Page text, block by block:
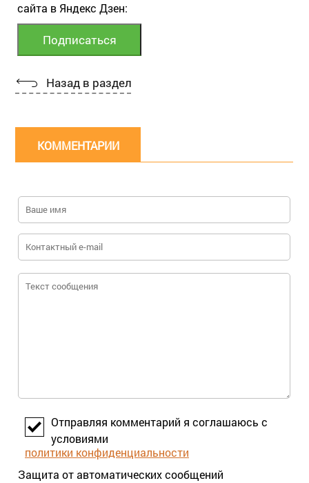
сайта в Яндекс Дзен:
Назад в раздел
КОММЕНТАРИИ
Отправляя комментарий я соглашаюсь с
условиями
политики конфиденциальности
Защита от автоматических сообщений